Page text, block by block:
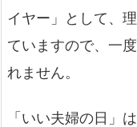
イヤー」として、
ていますので、一
れません。
「いい夫婦の日」